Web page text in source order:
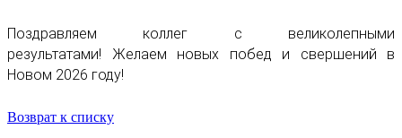
Поздравляем коллег с великолепными
результатами! Желаем новых побед и свершений в
Новом 2026 году!
Возврат к списку